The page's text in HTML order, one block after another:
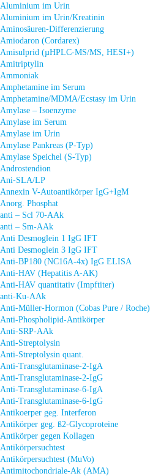
Aluminium im Urin
Aluminium im Urin/Kreatinin
Aminosäuren-Differenzierung
Amiodaron (Cordarex)
Amisulprid (µHPLC-MS/MS, HESI+)
Amitriptylin
Ammoniak
Amphetamine im Serum
Amphetamine/MDMA/Ecstasy im Urin
Amylase – Isoenzyme
Amylase im Serum
Amylase im Urin
Amylase Pankreas (P-Typ)
Amylase Speichel (S-Typ)
Androstendion
Ani-SLA/LP
Annexin V-Autoantikörper IgG+IgM
Anorg. Phosphat
anti – Scl 70-AAk
anti – Sm-AAk
Anti Desmoglein 1 IgG IFT
Anti Desmoglein 3 IgG IFT
Anti-BP180 (NC16A-4x) IgG ELISA
Anti-HAV (Hepatitis A-AK)
Anti-HAV quantitativ (Impftiter)
anti-Ku-AAk
Anti-Müller-Hormon (Cobas Pure / Roche)
Anti-Phospholipid-Antikörper
Anti-SRP-AAk
Anti-Streptolysin
Anti-Streptolysin quant.
Anti-Transglutaminase-2-IgA
Anti-Transglutaminase-2-IgG
Anti-Transglutaminase-6-IgA
Anti-Transglutaminase-6-IgG
Antikoerper geg. Interferon
Antikörper geg. ß2-Glycoproteine
Antikörper gegen Kollagen
Antikörpersuchtest
Antikörpersuchtest (MuVo)
Antimitochondriale-Ak (AMA)